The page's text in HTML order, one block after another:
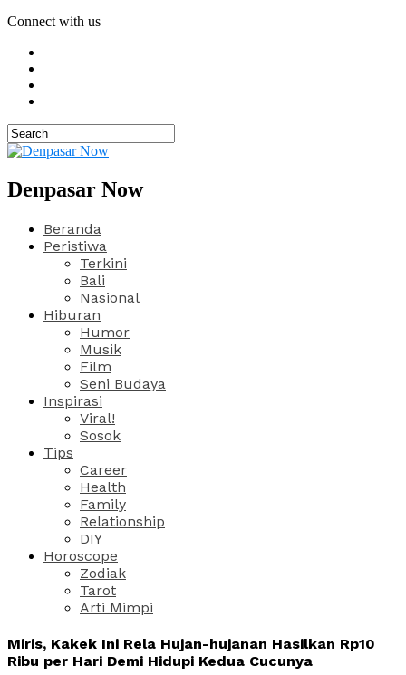
Connect with us
Denpasar Now
Beranda
Peristiwa
Terkini
Bali
Nasional
Hiburan
Humor
Musik
Film
Seni Budaya
Inspirasi
Viral!
Sosok
Tips
Career
Health
Family
Relationship
DIY
Horoscope
Zodiak
Tarot
Arti Mimpi
Miris, Kakek Ini Rela Hujan-hujanan Hasilkan Rp10
Ribu per Hari Demi Hidupi Kedua Cucunya